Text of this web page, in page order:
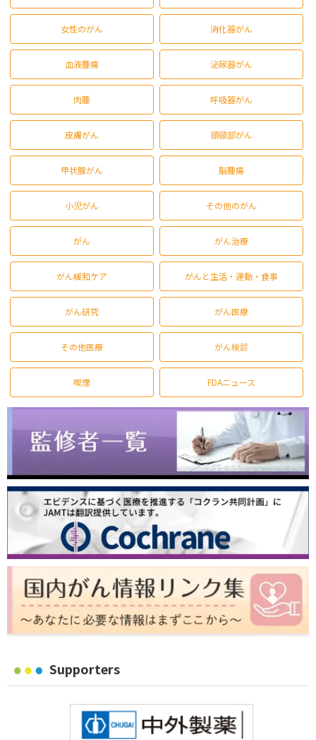
女性のがん 消化器がん
血液腫瘍 泌尿器がん
肉腫 呼吸器がん
皮膚がん 頭頸部がん
甲状腺がん 脳腫瘍
小児がん その他のがん
がん がん治療
がん緩和ケア がんと生活・運動・食事
がん研究 がん医療
その他医療 がん検診
喫煙 FDAニュース
Supporters